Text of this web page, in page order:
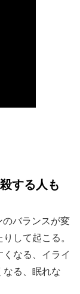
する人も
バランスが変
して起こる。
なる、イライ
なる、眠れな